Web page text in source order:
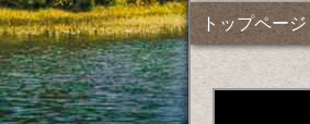
トップページ